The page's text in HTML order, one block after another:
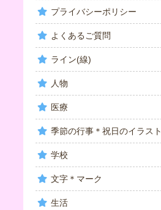
プライバシーポリシー
よくあるご質問
ライン(線)
人物
医療
季節の行事＊祝日のイラスト
学校
文字＊マーク
生活